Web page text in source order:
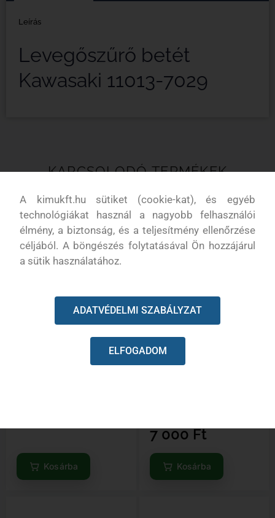
Leírás
Levegőszűrő betét
Kawasaki 11013-7029
KAPCSOLODÓ TERMÉKEK
Levegőszűrő betét Kawasaki
Kosárba
Levegőszűrő betét Kawasaki
FH451V, FH500V, FH580V,
7 000Ft
Kosárba
A kimukft.hu sütiket (cookie-kat), és egyéb
technológiákat használ a nagyobb felhasználói
élmény, a biztonság, és a teljesítmény ellenőrzése
céljából. A böngészés folytatásával Ön hozzájárul
a sütik használatához.
ADATVÉDELMI SZABÁLYZAT
ELFOGADOM